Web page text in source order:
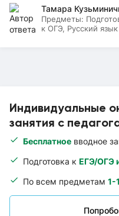
Индивидуальные
занятия с
Бесплатное вводное
Подготовка к ЕГЭ/ОГЭ
По всем предметам 1-
Тамара
Предметы:
к ОГЭ, Русский язык